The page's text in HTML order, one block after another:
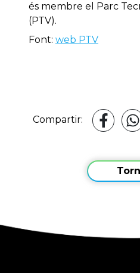
és membre el Parc
(PTV).
Font: web PTV
Compartir: